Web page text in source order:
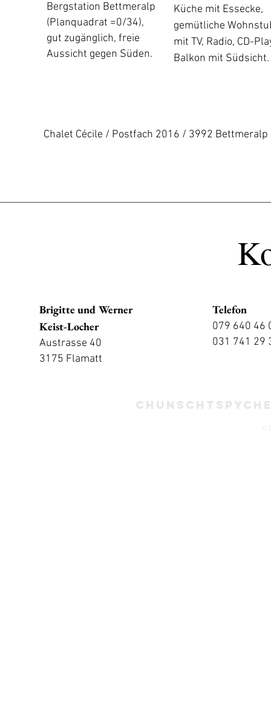
Chalet Cécile / Postfach 2016 / 3992 Bettmeralp
Bergstation Bettmeralp
(Planquadrat =0/34),
gut zugänglich, freie
Aussicht gegen Süden.
Küche mit Essecke,
gemütliche
mit TV, Radio, CD-
Balkon mit Südsicht.
Telefon
079 640 46
031 741 29
Brigitte und Werner
Keist-Locher
Austrasse 40
3175 Flamatt